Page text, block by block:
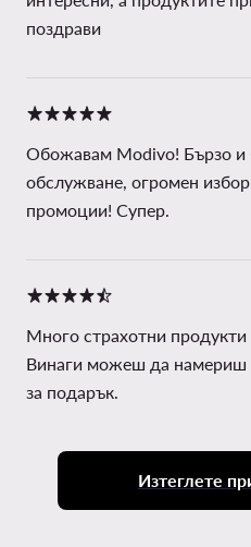
поздрави
Обожавам Modivo! Бързо и
обслужване, огромен
промоции! Супер.
Много страхотни продукти
Винаги можеш да намериш
за подарък.
Изтеглете